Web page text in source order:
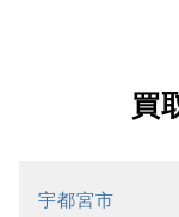
買
宇都宮市